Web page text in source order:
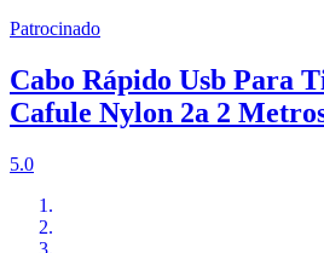
Patrocinado
Cabo Rápido Usb Para
Cafule Nylon 2a 2
5.0